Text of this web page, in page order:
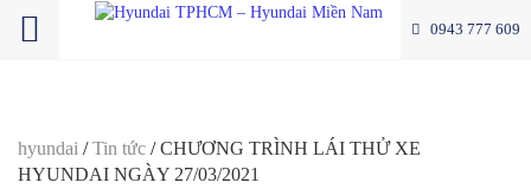
0943 777 609
hyundai /Tin tức /CHƯƠNG TRÌNH LÁI THỬ XE
HYUNDAI NGÀY 27/03/2021